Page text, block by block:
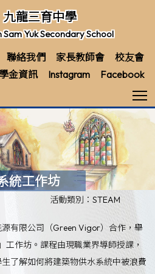
九龍三育中學
Sam Yuk Secondary School
聯絡我們 家長教師會
校友會
金資訊
Instagram Facebook
統工作坊
活動類別：STEAM
有限公司（Green Vigor）合作，舉
作坊。課程由現職業界導師授課，
了解如何將建築物供水系統中被浪費